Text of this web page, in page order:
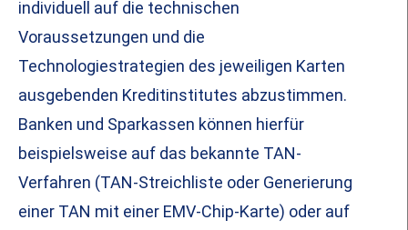
individuell auf die technischen
Voraussetzungen und die
Technologiestrategien des jeweiligen Karten
ausgebenden Kreditinstitutes abzustimmen.
Banken und Sparkassen können hierfür
beispielsweise auf das bekannte TAN-
Verfahren (TAN-Streichliste oder Generierung
einer TAN mit einer EMV-Chip-Karte) oder auf